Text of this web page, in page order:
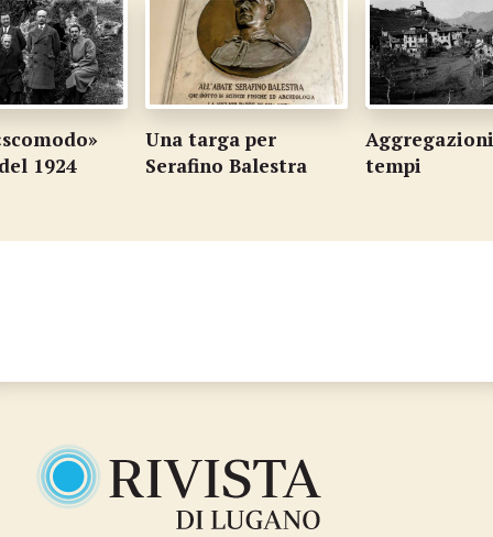
1924
Una targa per
Serafino Balestra
tempi